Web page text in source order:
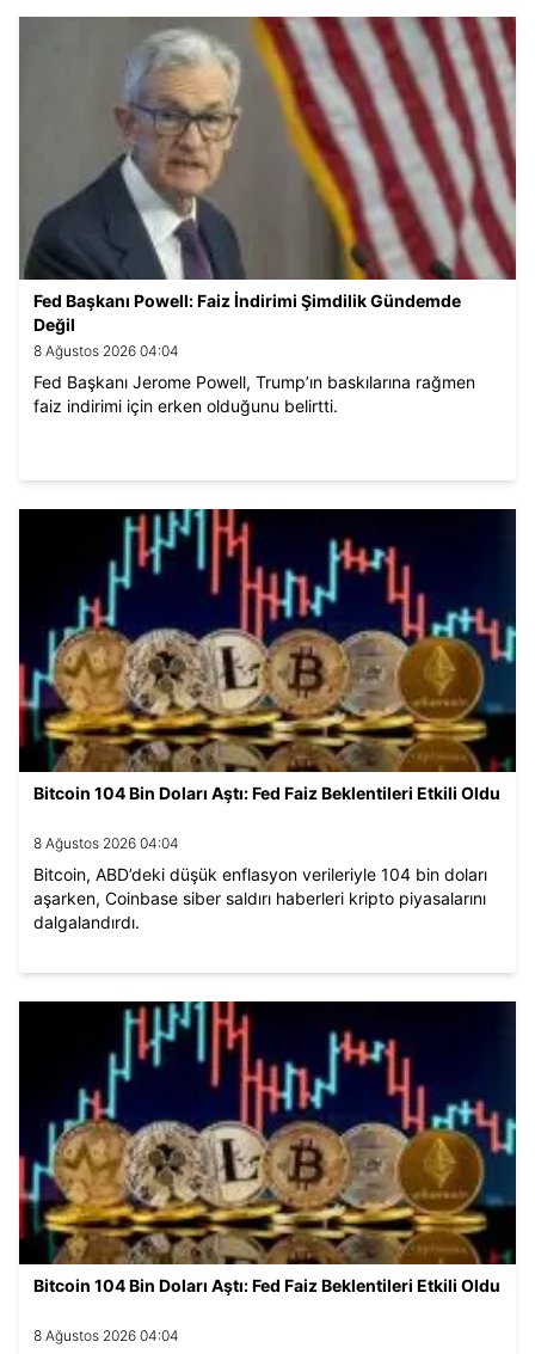
Fed Başkanı Powell: Faiz İndirimi Şimdilik Gündemde
Değil
8 Ağustos 2026 04:04
Fed Başkanı Jerome Powell, Trump’ın baskılarına rağmen
faiz indirimi için erken olduğunu belirtti.
Bitcoin 104 Bin Doları Aştı: Fed Faiz Beklentileri Etkili Oldu
8 Ağustos 2026 04:04
Bitcoin, ABD’deki düşük enflasyon verileriyle 104 bin doları
aşarken, Coinbase siber saldırı haberleri kripto piyasalarını
dalgalandırdı.
Bitcoin 104 Bin Doları Aştı: Fed Faiz Beklentileri Etkili Oldu
8 Ağustos 2026 04:04